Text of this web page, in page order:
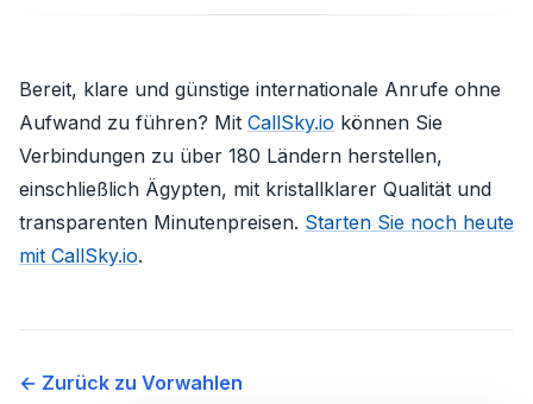
Bereit, klare und günstige internationale Anrufe ohne
Aufwand zu führen? Mit CallSky.io können Sie
Verbindungen zu über 180 Ländern herstellen,
einschließlich Ägypten, mit kristallklarer Qualität und
transparenten Minutenpreisen. Starten Sie noch heute
mit CallSky.io.
← Zurück zu Vorwahlen